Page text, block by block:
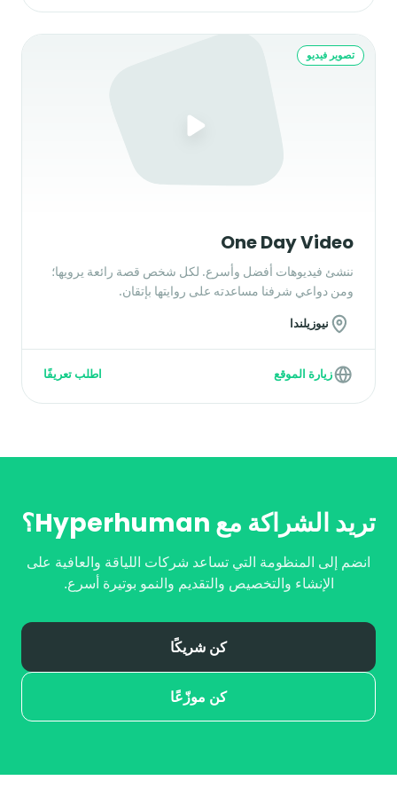
تصوير فيديو
One Day Video
ننشئ فيديوهات أفضل وأسرع. لكل شخص قصة رائعة يرويها؛
ومن دواعي شرفنا مساعدته على روايتها بإتقان.
نيوزيلندا
زيارة الموقع اطلب تعريفًا
تريد الشراكة مع Hyperhuman؟
انضم إلى المنظومة التي تساعد شركات اللياقة والعافية على
الإنشاء والتخصيص والتقديم والنمو بوتيرة أسرع.
كن شريكًا
كن موزّعًا